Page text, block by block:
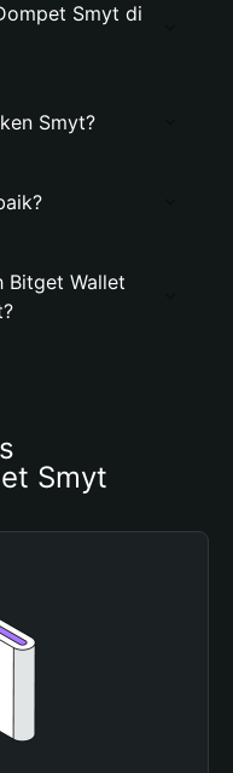
Smyt di
Smyt?
Bitget Wallet
Smyt